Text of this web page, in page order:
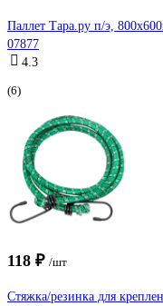
Паллет Тара.ру п/э,
07877
4.3
(6)
118 ₽ /шт
Стяжка/резинка для